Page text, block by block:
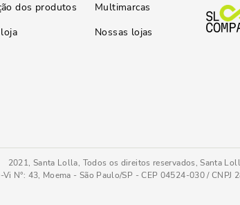
dos produtos
Multimarcas
Nossas lojas
2021, Santa Lolla, Todos os direitos reservados, Santa
Vi N°: 43, Moema - São Paulo/SP - CEP 04524-030 / CNPJ